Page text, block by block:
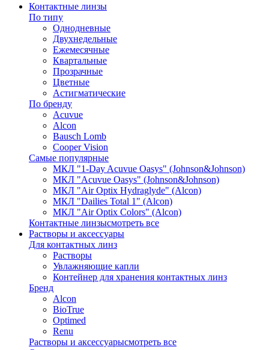
Контактные линзы
По типу
Однодневные
Двухнедельные
Ежемесячные
Квартальные
Прозрачные
Цветные
Астигматические
По бренду
Acuvue
Alcon
Bausch Lomb
Cooper Vision
Самые популярные
МКЛ "1-Day Acuvue Oasys" (Johnson&Johnson)
МКЛ "Acuvue Oasys" (Johnson&Johnson)
МКЛ "Air Optix Hydraglyde" (Alcon)
МКЛ "Dailies Total 1" (Alcon)
МКЛ "Air Optix Colors" (Alcon)
Контактные линзысмотреть все
Растворы и аксессуары
Для контактных линз
Растворы
Увлажняющие капли
Контейнер для хранения контактных линз
Бренд
Alcon
BioTrue
Optimed
Renu
Растворы и аксессуарысмотреть все